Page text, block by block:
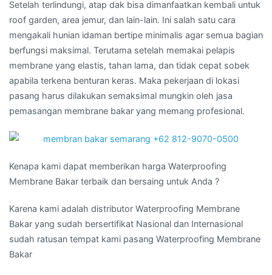
Setelah terlindungi, atap dak bisa dimanfaatkan kembali untuk
roof garden, area jemur, dan lain-lain. Ini salah satu cara
mengakali hunian idaman bertipe minimalis agar semua bagian
berfungsi maksimal. Terutama setelah memakai pelapis
membrane yang elastis, tahan lama, dan tidak cepat sobek
apabila terkena benturan keras. Maka pekerjaan di lokasi
pasang harus dilakukan semaksimal mungkin oleh jasa
pemasangan membrane bakar yang memang profesional.
Kenapa kami dapat memberikan harga Waterproofing
Membrane Bakar terbaik dan bersaing untuk Anda ?
Karena kami adalah distributor Waterproofing Membrane
Bakar yang sudah bersertifikat Nasional dan Internasional
sudah ratusan tempat kami pasang Waterproofing Membrane
Bakar